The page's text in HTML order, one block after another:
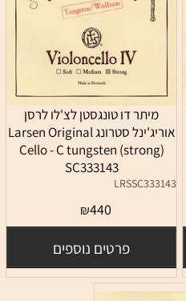
מיתר דו טונגסטן לצ'לו לרסן
אוריג'ינל סטרונג Larsen Original
Cello - C tungsten (strong)
SC333143
LRSSC333143
₪440
פרטים נוספים